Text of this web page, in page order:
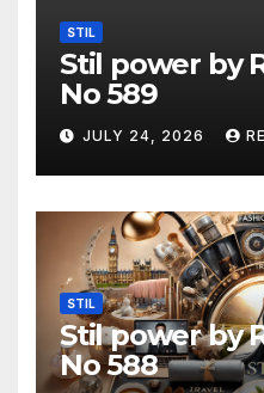
STIL
Stil power by
No 589
JULY 24, 2026
STIL
Stil power by
No 588